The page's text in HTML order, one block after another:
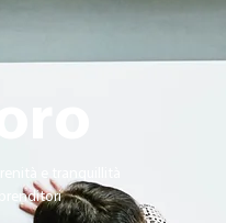
e tranquillità